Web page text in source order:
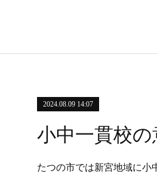
2024.08.09 14:07
小中一貫校
たつの市では新宮地域に